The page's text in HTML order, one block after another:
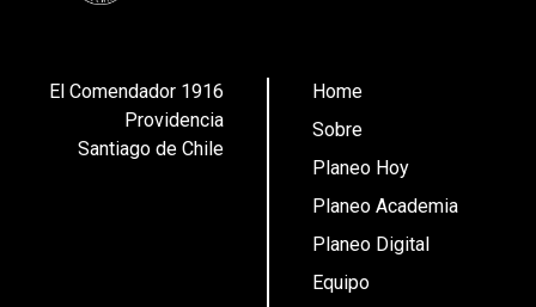
El Comendador 1916
Providencia
Santiago de Chile
Home
Sobre
Planeo Hoy
Planeo Academia
Planeo Digital
Equipo